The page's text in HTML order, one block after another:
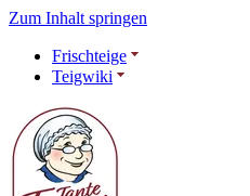
Zum Inhalt springen
Frischteige
Teigwiki